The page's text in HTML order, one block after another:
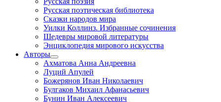
Русская поэтическая библиотека
Сказки народов мира
Уилки Коллинз. Избранные сочинения
Шедевры мировой литературы
Энциклопедия мирового искусства
Авторы
Ахматова Анна Андреевна
Луций Апулей
Божерянов Иван Николаевич
Булгаков Михаил Афанасьевич
Бунин Иван Алексеевич